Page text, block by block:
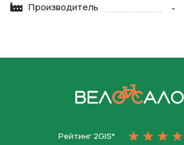
Производитель -
Рейтинг 2GIS*